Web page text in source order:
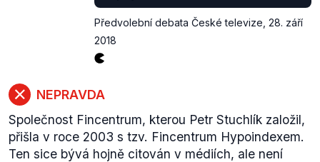
Předvolební debata České televize 28. září
2018
NEPRAVDA
Společnost Fincentrum, kterou Petr Stuchlík založil,
přišla v roce 2003 s tzv. Fincentrum Hypoindexem.
Ten sice bývá hojně citován v médiích, ale není